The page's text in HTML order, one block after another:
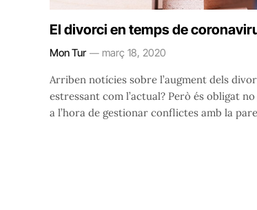
El divorci en temps de
Mon Tur març 18, 2020
Arriben notícies sobre l’augment dels
estressant com l’actual? Però és obligat
a l’hora de gestionar conflictes amb la